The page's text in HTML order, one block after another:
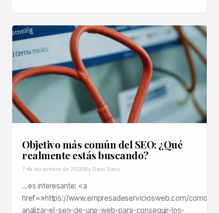
Objetivo más común del SEO: ¿Qué
realmente estás buscando?
7 de diciembre de 2025By Deivi Sanz
…es interesante: <a
href=»https://www.empresadeserviciosweb.com/como-
analizar-el-seo-de-una-web-para-conseguir-los-